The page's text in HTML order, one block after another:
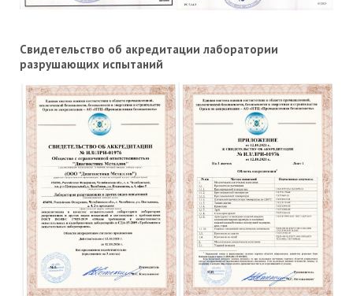
Свидетельство об акредитации лаборатории
разрушающих испытаний